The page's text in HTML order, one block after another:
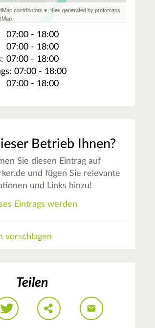
contributors ♥,tiles generated by protomaps,
07:00 - 18:00
07:00 - 18:00
07:00 - 18:00
07:00 - 18:00
07:00 - 18:00
Betrieb Ihnen?
Sie diesen Eintrag auf
und fügen Sie relevante
und Links hinzu!
Eintrags werden
vorschlagen
Teilen